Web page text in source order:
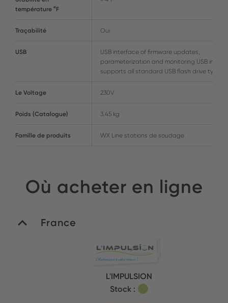
température °F
Traçabilité Oui
USB
USB interface of firmware updates,
parameterization and monitoring USB
supports all standard USB flash drive types
Le Voltage 230V
Poids (Catalogue) 3.45 kg
Famille de produits WX Line stations de soudage
Où acheter en ligne
France
L'IMPULSION
Stock :